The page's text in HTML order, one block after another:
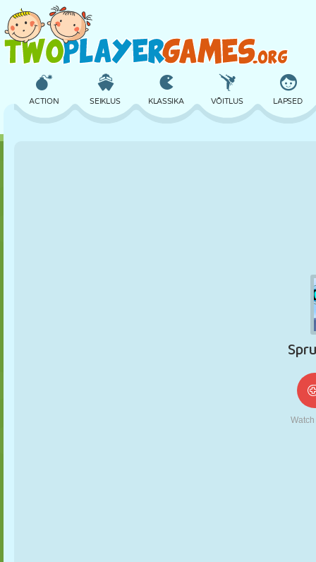
ACTION SEIKLUS KLASSIKA VÕITLUS LAPSED
TRIPS-TRAPS-
TRULL